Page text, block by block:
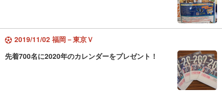
2019/11/02 福岡－東京Ｖ
先着700名に2020年のカレンダーをプレゼント！